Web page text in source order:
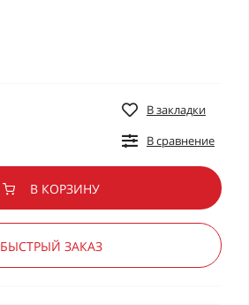
В закладки
В сравнение
В КОРЗИНУ
БЫСТРЫЙ ЗАКАЗ